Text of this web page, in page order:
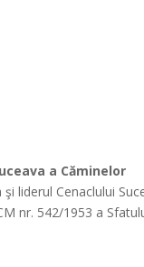
a Căminelor
liderul Cenaclului
nr. 542/1953 a